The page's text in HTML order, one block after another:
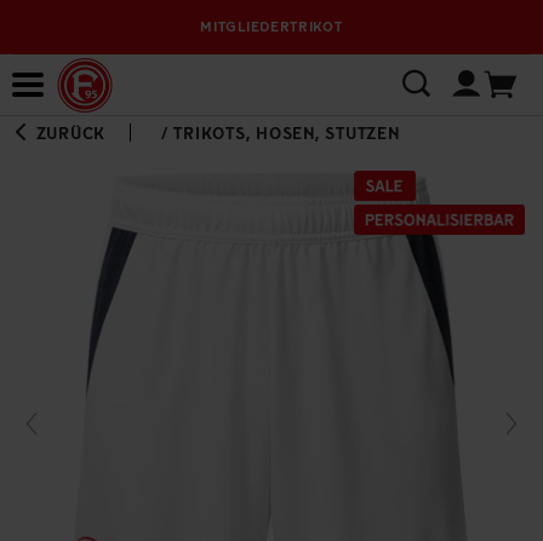
MITGLIEDERTRIKOT
ZURÜCK /TRIKOTS, HOSEN, STUTZEN